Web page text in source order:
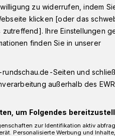
beginnt
Geplant sind
zu widerrufen, indem
klicken [oder das
Ihre Einstellungen
finden Sie in unserer
Seiten und
außerhalb des
um Folgendes
zur Identifikation aktiv
Personalisierte Werbung und